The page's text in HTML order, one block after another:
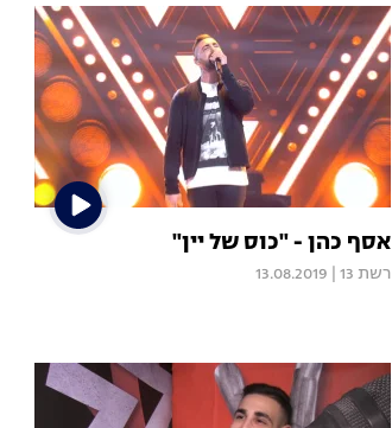
אסף כהן - "כוס של יין"
רשת 13 13.08.2019